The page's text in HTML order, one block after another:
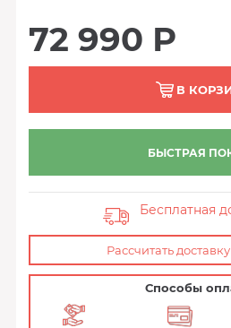
72 990 Р
В
БЫСТРАЯ
Бесплатная
Рассчитать
Способы